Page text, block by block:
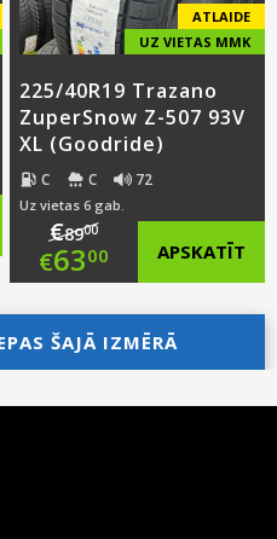
ATLAIDE
UZ VIETAS MMK
225/40R19 Trazano
ZuperSnow Z-507 93V
XL (Goodride)
C C 72
Uz vietas 6 gab.
€8900
Original
price
was:
€89.00.
€6300
Current
price
is:
APSKATĪT
ŠAJĀ IZMĒRĀ